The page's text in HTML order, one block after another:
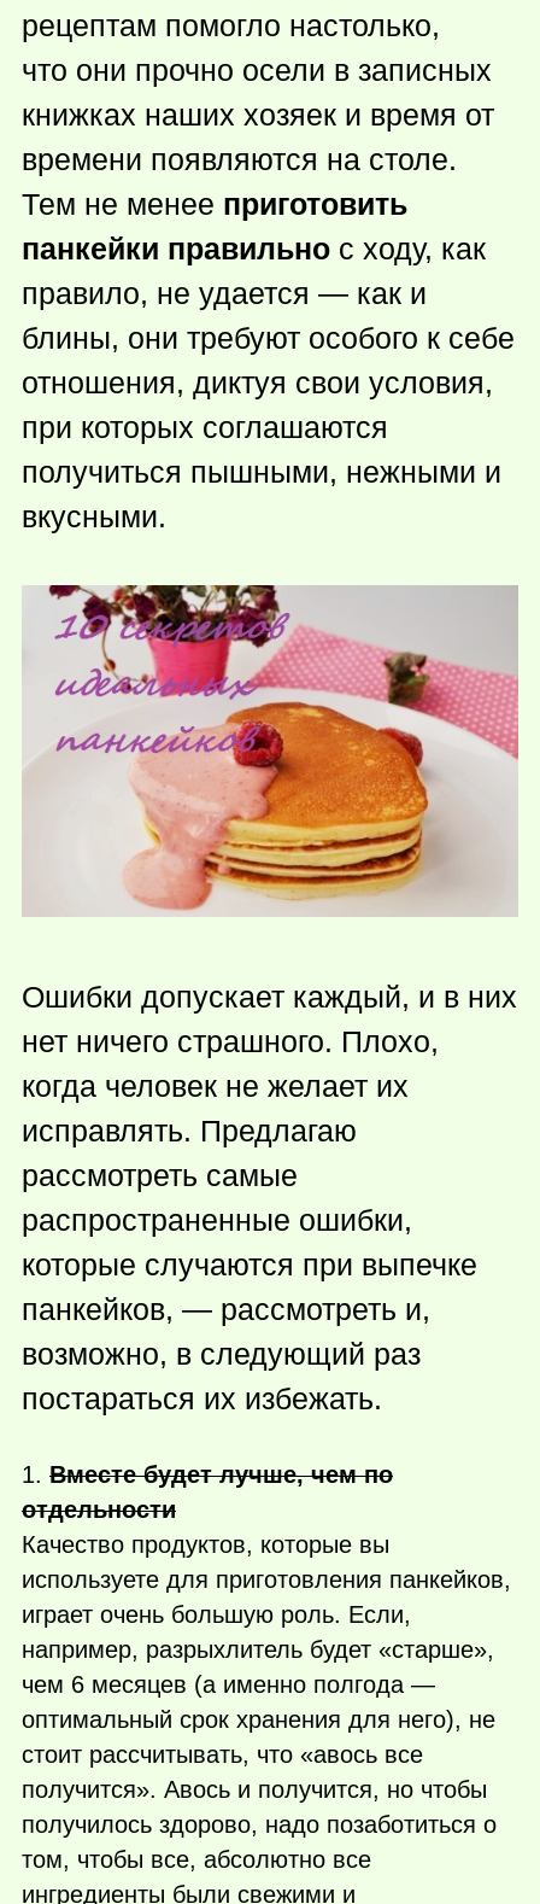
рецептам помогло настолько,
что они прочно осели в записных
книжках наших хозяек и время от
времени появляются на столе.
Тем не менее приготовить
панкейки правильно с ходу, как
правило, не удается — как и
блины, они требуют особого к себе
отношения, диктуя свои условия,
при которых соглашаются
получиться пышными, нежными и
вкусными.
Ошибки допускает каждый, и в них
нет ничего страшного. Плохо,
когда человек не желает их
исправлять. Предлагаю
рассмотреть самые
распространенные ошибки,
которые случаются при выпечке
панкейков, — рассмотреть и,
возможно, в следующий раз
постараться их избежать.
1. Вместе будет лучше, чем по
отдельности
Качество продуктов, которые вы
используете для приготовления панкейков,
играет очень большую роль. Если,
например, разрыхлитель будет «старше»,
чем 6 месяцев (а именно полгода —
оптимальный срок хранения для него), не
стоит рассчитывать, что «авось все
получится». Авось и получится, но чтобы
получилось здорово, надо позаботиться о
том, чтобы все, абсолютно все
ингредиенты были свежими и